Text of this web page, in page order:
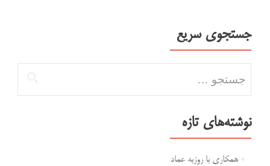
جستجوی سریع
نوشته‌های تازه
همکاری با روزبه عماد